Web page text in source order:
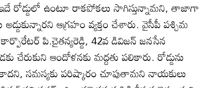
రోడ్డులో ఉంటూ రాకపోకలు సాగిస్తున్నామని, తాజాగా
ఆగ్రహం వ్యక్తం చేశారు. వైసీపీ పశ్చిమ
పి.చైతన్యరెడ్డి, 42వ డివిజన్‌ జనసేన
చేరుకుని ఆందోళనకు మద్దతు పలికారు. రోడ్డును
సమస్యకు పరిష్కారం చూపుతామని నాయకులు